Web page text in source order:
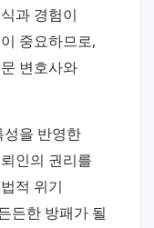
과 경험이
중요하므로,
변호사와
성을 반영한
인의 권리를
적 위기
든한 방패가 될